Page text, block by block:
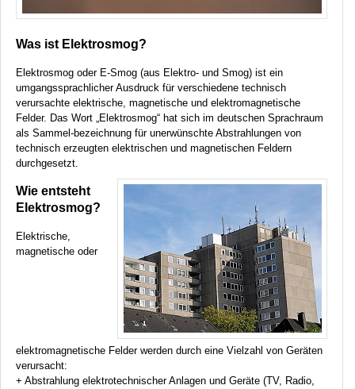
Was ist Elektrosmog?
Elektrosmog oder E-Smog (aus Elektro- und Smog) ist ein
umgangssprachlicher Ausdruck für verschiedene technisch
verursachte elektrische, magnetische und elektromagnetische
Felder. Das Wort „Elektrosmog“ hat sich im deutschen Sprachraum
als Sammel-bezeichnung für unerwünschte Abstrahlungen von
technisch erzeugten elektrischen und magnetischen Feldern
durchgesetzt.
Wie entsteht
Elektrosmog?
Elektrische,
magnetische oder
elektromagnetische Felder werden durch eine Vielzahl von Geräten
verursacht:
+ Abstrahlung elektrotechnischer Anlagen und Geräte (TV, Radio,